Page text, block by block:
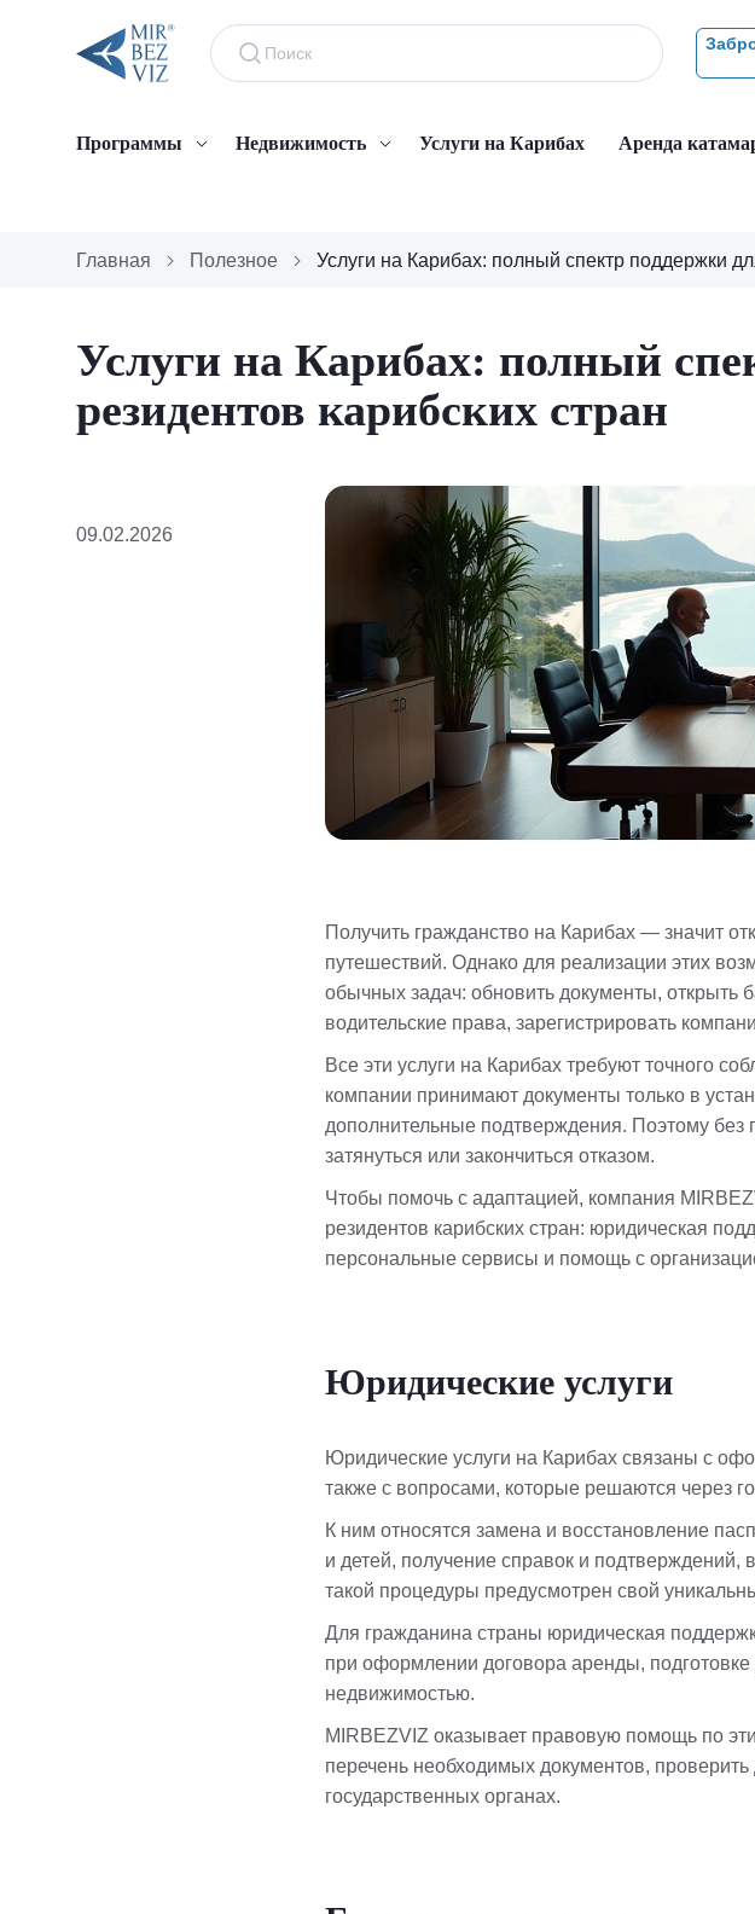
Программы Недвижимость Услуги на Карибах Аренда
Главная Полезное Услуги на Карибах: полный спектр поддержки
Услуги на Карибах: полный
резидентов карибских стран
09.02.2026
Получить гражданство на Карибах — значит
путешествий. Однако для реализации этих
обычных задач: обновить документы, открыть
водительские права, зарегистрировать
Все эти услуги на Карибах требуют точного
компании принимают документы только в
дополнительные подтверждения. Поэтому
затянуться или закончиться отказом.
Чтобы помочь с адаптацией, компания
резидентов карибских стран: юридическая
персональные сервисы и помощь с
Юридические услуги
Юридические услуги на Карибах связаны с
также с вопросами, которые решаются через
К ним относятся замена и восстановление
и детей, получение справок и
такой процедуры предусмотрен свой
Для гражданина страны юридическая
при оформлении договора аренды,
недвижимостью.
MIRBEZVIZ оказывает правовую помощь по
перечень необходимых документов,
государственных органах.